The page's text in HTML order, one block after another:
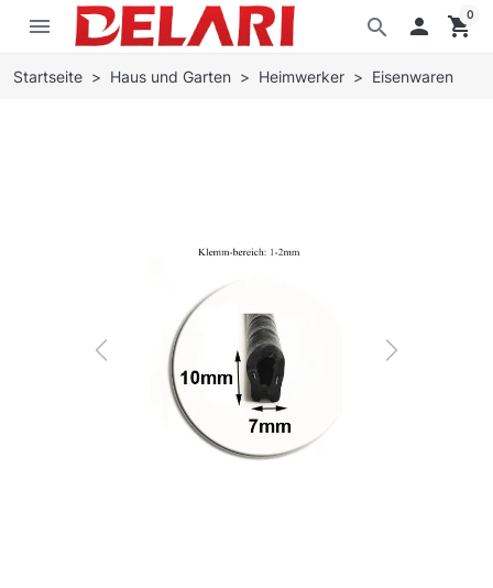
menu search  shopping_cart
0
Startseite Haus und Garten Heimwerker Eisenwaren
Previous Next